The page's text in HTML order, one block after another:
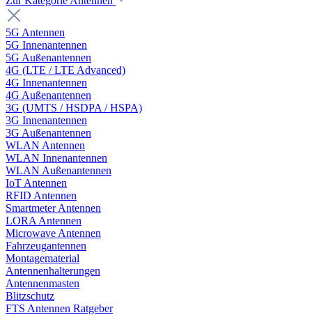
5G Antennen
5G Innenantennen
5G Außenantennen
4G (LTE / LTE Advanced)
4G Innenantennen
4G Außenantennen
3G (UMTS / HSDPA / HSPA)
3G Innenantennen
3G Außenantennen
WLAN Antennen
WLAN Innenantennen
WLAN Außenantennen
IoT Antennen
RFID Antennen
Smartmeter Antennen
LORA Antennen
Microwave Antennen
Fahrzeugantennen
Montagematerial
Antennenhalterungen
Antennenmasten
Blitzschutz
FTS Antennen Ratgeber